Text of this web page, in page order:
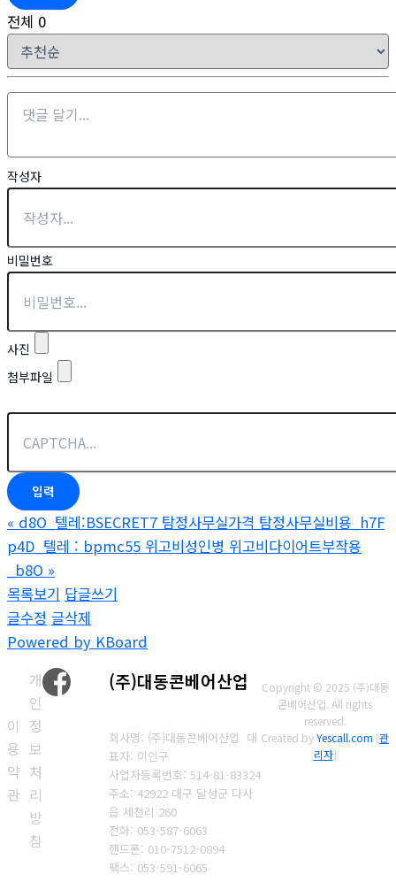
전체 0
작성자
비밀번호
사진
첨부파일
« d8O_텔레:BSECRET7 탐정사무실가격 탐정사무실비용_h7F
p4D_텔레 : bpmc55 위고비성인병 위고비다이어트부작용
_b8O »
목록보기 답글쓰기
글수정 글삭제
Powered by KBoard
이
용
약
관
개
인
정
보
처
리
방
침
(주)대동콘베어산업
회사명: (주)대동콘베어산업 대
표자: 이인구
사업자등록번호: 514-81-83324
주소: 42922 대구 달성군 다사
읍 세천리 260
전화: 053-587-6063
핸드폰: 010-7512-0894
팩스: 053-591-6065
Copyright © 2025 (주)대동
콘베어산업. All rights
reserved.
Created byYescall.com [관
리자]